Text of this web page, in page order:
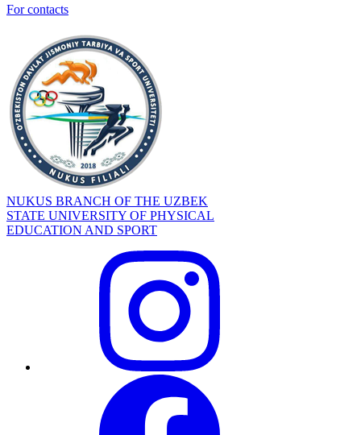
For contacts
NUKUS BRANCH OF THE UZBEK
STATE UNIVERSITY OF PHYSICAL
EDUCATION AND SPORT